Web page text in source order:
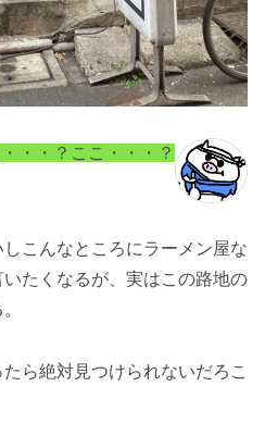
・・？ここ・・・？
こんなところにラーメン屋な
たくなるが、実はこの路地の
ら絶対見つけられないだろこ